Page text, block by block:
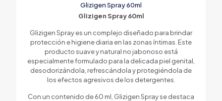
Glizigen Spray 60ml
Glizigen Spray 60ml
Glizigen Spray es un complejo diseñado para brindar
protección e higiene diaria en las zonas íntimas. Este
producto suave y natural no jabonoso está
especialmente formulado para la delicada piel genital,
desodorizándola, refrescándola y protegiéndola de
los efectos agresivos de los detergentes.
Con un contenido de 60 ml, Glizigen Spray se destaca